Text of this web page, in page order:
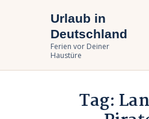
Urlaub in
Deutschland
Ferien vor Deiner
Haustüre
Tag:
Urlaub in
Ferien vor Deiner
Bundesländer